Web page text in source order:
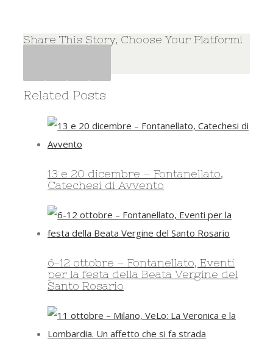
Share This Story, Choose Your Platform!
Related Posts
13 e 20 dicembre – Fontanellato,
Catechesi di Avvento
6-12 ottobre – Fontanellato, Eventi
per la festa della Beata Vergine del
Santo Rosario